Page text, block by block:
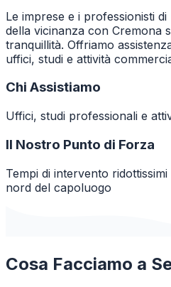
Le imprese e i professionisti
della vicinanza con Cremona
tranquillità. Offriamo
uffici, studi e attività
Chi Assistiamo
Uffici, studi professionali e
Il Nostro Punto di Forza
Tempi di intervento
nord del capoluogo
Cosa Facciamo a